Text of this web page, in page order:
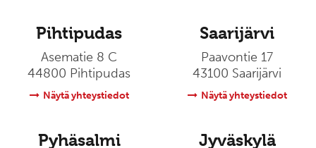
Pihtipudas
Asematie 8 C
44800 Pihtipudas
Näytä yhteystiedot
Pyhäsalmi
Saarijärvi
Paavontie 17
43100 Saarijärvi
Näytä yhteystiedot
Jyväskylä